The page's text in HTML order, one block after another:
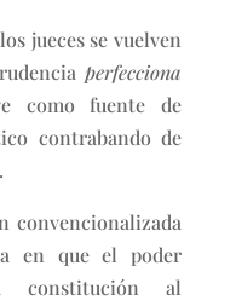
jueces se vuelven
perfecciona
como fuente de
contrabando de
convencionalizada
en que el poder
constitución al